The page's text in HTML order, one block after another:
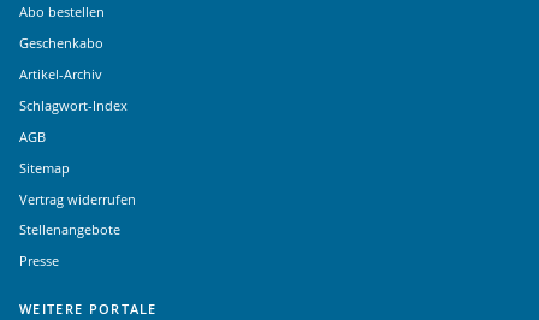
Abo bestellen
Geschenkabo
Artikel-Archiv
Schlagwort-Index
AGB
Sitemap
Vertrag widerrufen
Stellenangebote
Presse
WEITERE PORTALE